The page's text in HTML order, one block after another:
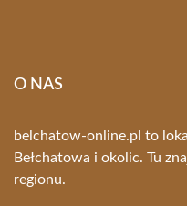
O NAS
belchatow-online.pl to
Bełchatowa i okolic. Tu
regionu.